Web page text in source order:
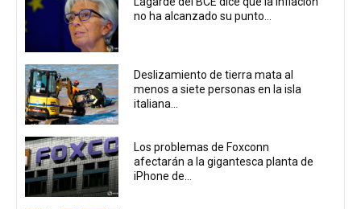
no ha alcanzado su punto...
Deslizamiento de tierra mata al
menos a siete personas en la isla
italiana...
Los problemas de Foxconn
afectarán a la gigantesca planta de
iPhone de...